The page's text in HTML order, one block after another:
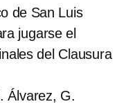
de San Luis
jugarse el
del Clausura
Álvarez, G.